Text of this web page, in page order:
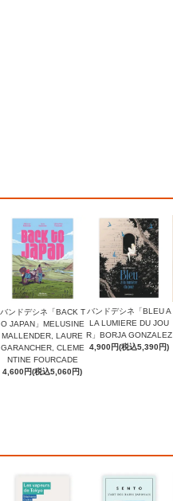
バンドデシネ「BACK T
O JAPAN」MELUSINE
MALLENDER, LAURE
GARANCHER, CLEME
NTINE FOURCADE
4,600円(税込5,060円)
バンドデシネ「BLEU A
LA LUMIERE DU JOU
R」BORJA GONZALEZ
4,900円(税込5,390円)